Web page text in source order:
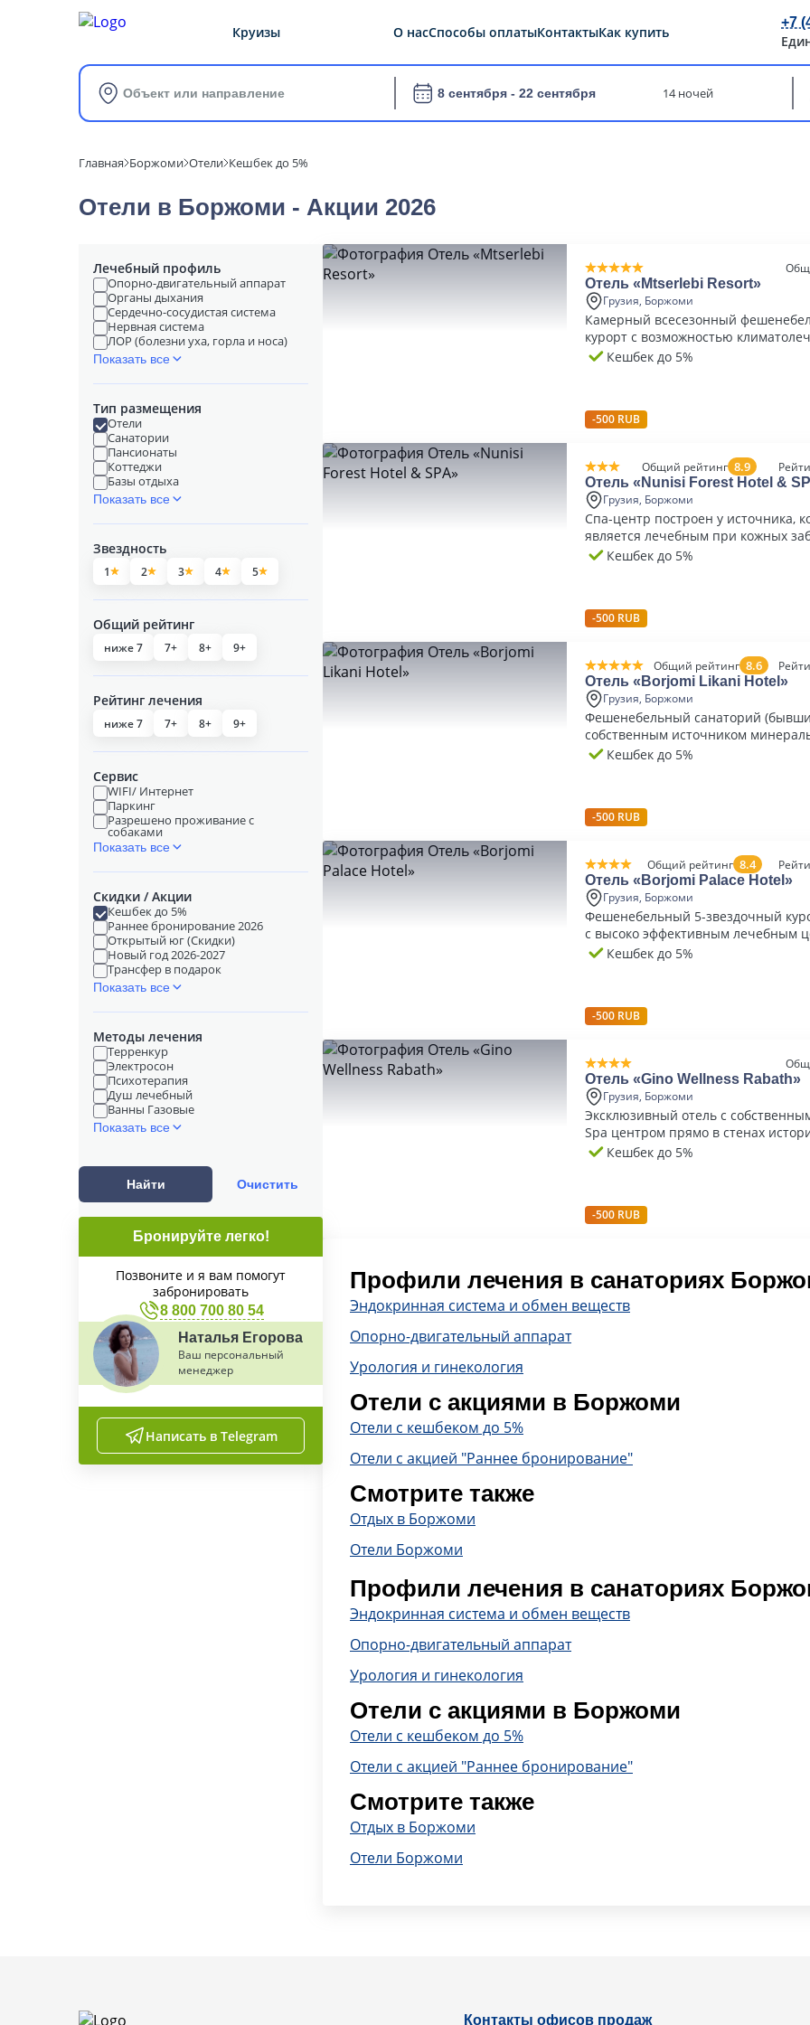
Круизы О насСпособы оплатыКонтактыКак купить
+7
Объект или направление 8 сентября - 22 сентября 14 ночей
Главная Боржоми Отели Кешбек до 5%
Отели в Боржоми - Акции 2026
Лечебный профиль
Опорно-двигательный аппарат
Органы дыхания
Сердечно-сосудистая система
Нервная система
ЛОР (болезни уха, горла и носа)
Показать все
Тип размещения
Отели
Санатории
Пансионаты
Коттеджи
Базы отдыха
Показать все
Звездность
1 2 3 4 5
Общий рейтинг
ниже 7 7+ 8+ 9+
Рейтинг лечения
ниже 7 7+ 8+ 9+
Сервис
WIFI/ Интернет
Паркинг
Разрешено проживание с
собаками
Показать все
Скидки / Акции
Кешбек до 5%
Раннее бронирование 2026
Открытый юг (Скидки)
Новый год 2026-2027
Трансфер в подарок
Показать все
Методы лечения
Терренкур
Электросон
Психотерапия
Душ лечебный
Ванны Газовые
Показать все
Найти Очистить
Бронируйте легко!
Позвоните и я вам помогут
забронировать
8 800 700 80 54
Наталья Егорова
Ваш персональный
менеджер
Написать в Telegram
Отель «Mtserlebi Resort»
Грузия, Боржоми
Камерный всесезонный
курорт с возможностью
Кешбек до 5%
-500 RUB
Общий рейтинг 8.9
Отель «Nunisi Forest Hotel &
Грузия, Боржоми
Спа-центр построен у источника,
является лечебным при кожных
Кешбек до 5%
-500 RUB
Общий рейтинг 8.6
Отель «Borjomi Likani Hotel»
Грузия, Боржоми
Фешенебельный санаторий
собственным источником
Кешбек до 5%
-500 RUB
Общий рейтинг 8.4
Отель «Borjomi Palace Hotel»
Грузия, Боржоми
Фешенебельный 5-звездочный
с высоко эффективным лечебным
Кешбек до 5%
-500 RUB
Отель «Gino Wellness Rabath»
Грузия, Боржоми
Эксклюзивный отель с
Spa центром прямо в стенах
крепости
Кешбек до 5%
-500 RUB
Профили лечения в санаториях
Эндокринная система и обмен веществ
Опорно-двигательный аппарат
Урология и гинекология
Отели с акциями в Боржоми
Отели с кешбеком до 5%
Отели с акцией "Раннее бронирование"
Смотрите также
Отдых в Боржоми
Отели Боржоми
Профили лечения в санаториях
Эндокринная система и обмен веществ
Опорно-двигательный аппарат
Урология и гинекология
Отели с акциями в Боржоми
Отели с кешбеком до 5%
Отели с акцией "Раннее бронирование"
Смотрите также
Отдых в Боржоми
Отели Боржоми
Контакты офисов продаж